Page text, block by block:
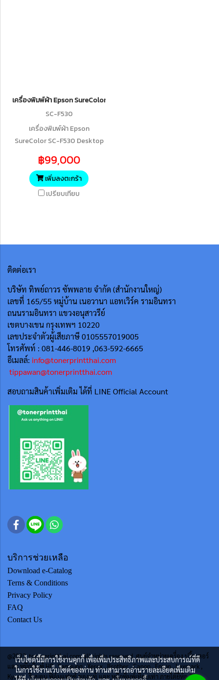
เครื่องพิมพ์ผ้า Epson SureColor SC-F530 Desktop Dye-
SC-F530
เครื่องพิมพ์ผ้า Epson
SureColor SC-F530 Desktop
Dye-Sublimation Textile
Printer
฿99,000
เพิ่มลงตะกร้า
เปรียบเทียบ
ติดต่อเรา
บริษัท ทิพย์ถาวร ซัพพลาย จำกัด (สำนักงานใหญ่)
เลขที่ 165/55 หมู่บ้าน เนอวานา แอทเวิร์ค รามอินทรา
ถนนรามอินทรา แขวงอนุสาวรีย์
เขตบางเขน กรุงเทพฯ 10220
เลขประจำตัวผู้เสียภาษี 0105557019005
โทรศัพท์ : 081-446-8019 ,063-592-6665
อีเมลล์: info@tonerprintthai.com
tippawan@tonerprintthai.com
สอบถามสินค้าเพิ่มเติม ได้ที่ LINE Official Account
บริการช่วยเหลือ
Download e-Catalog
Terns & Conditions
Privacy Policy
FAQ
Contact Us
@2023 tonerprintthai.com All rights reserved. ศูนย์จำหน่ายเครื่อง ปริ้นเตอร์
และ หมึกพิมพ์ HP , Samsung , Xerox , Brother , Canon , Epson , Lexmark ,
Kycera ริบบอน ฟิล์มแฟกซ์ ของแท้ และ หมึกพิมพ์เทียบเท่า ภายใต้ยี่ห้อ TTS
เว็บไซต์นี้มีการใช้งานคุกกี้ เพื่อเพิ่มประสิทธิภาพและประสบการณ์ที่ดี
ในการใช้งานเว็บไซต์ของท่าน ท่านสามารถอ่านรายละเอียดเพิ่มเติม